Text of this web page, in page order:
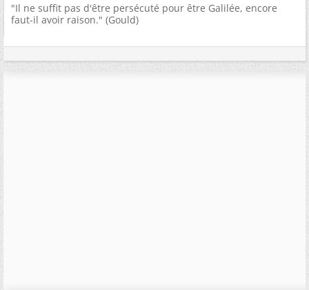
"Il ne suffit pas d'être persécuté pour être Galilée, encore
faut-il avoir raison." (Gould)